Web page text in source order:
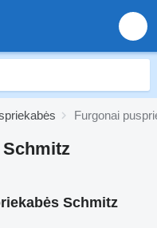
Furgonai
Schmitz